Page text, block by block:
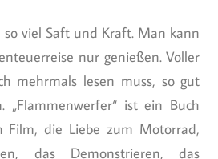
so viel Saft und Kraft. Man kann
nur genießen. Voller
mehrmals lesen muss, so gut
„Flammenwerfer“ ist ein Buch
Film, die Liebe zum Motorrad,
das Demonstrieren, das